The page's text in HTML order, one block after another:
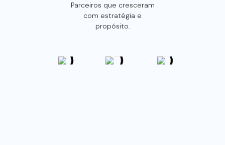
Parceiros que cresceram
com estratégia e
propósito.